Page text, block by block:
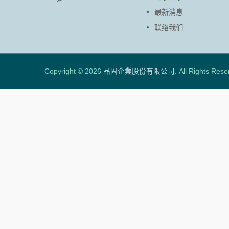
最新消息
联络我们
Copyright © 2026 品固企業股份有限公司 . All Rights